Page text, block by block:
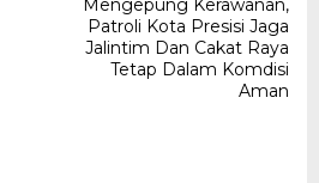
Mengepung Kerawanan,
Patroli Kota Presisi Jaga
Jalintim Dan Cakat Raya
Tetap Dalam Komdisi
Aman